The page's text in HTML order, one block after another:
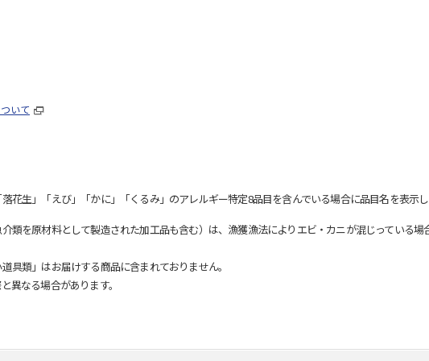
いて
花生」「えび」「かに」「くるみ」のアレルギー特定8品目を含んでいる場合に品目名を表示し
類を原材料として製造された加工品も含む）は、漁獲漁法によりエビ・カニが混じっている
具類」はお届けする商品に含まれておりません。
異なる場合があります。